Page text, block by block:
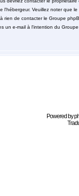
l'hébergeur. Veuillez noter
rien de contacter le Groupe
un e-mail à l'intention du
Powered by